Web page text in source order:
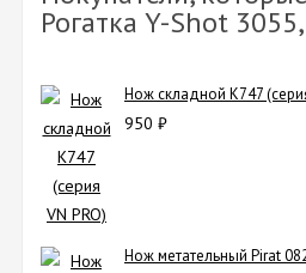
Рогатка Y-Shot
Нож складной K747
950 ₽
Нож метательный Pirat